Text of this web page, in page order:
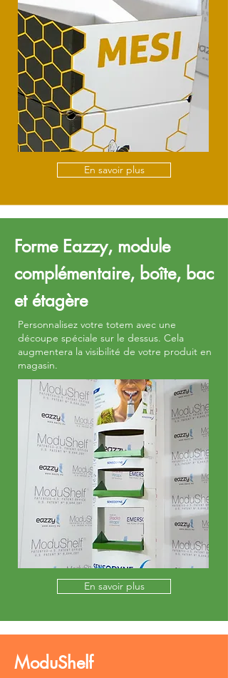
En savoir plus
Forme Eazzy, module
complémentaire, boîte, bac
et étagère
Personnalisez votre totem avec une
découpe spéciale sur le dessus. Cela
augmentera la visibilité de votre produit en
magasin.
En savoir plus
ModuShelf